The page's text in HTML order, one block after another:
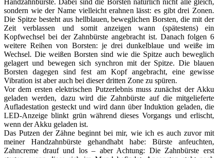
sondern wie der Name vielleicht erahnen lässt: es gibt drei Zonen.
Die Spitze besteht aus hellblauen, beweglichen Borsten, die mit der
Zeit verblassen und somit anzeigen wann (spätestens) ein
Kopfwechsel bei der Zahnbürste angebracht ist. Danach folgen 6
weitere Reihen von Borsten: je drei dunkelblaue und weiße im
Wechsel. Die weißen Borsten sind wie die Spitze auch beweglich
gelagert und bewegen sich synchron mit der Spitze. Die blauen
Borsten dagegen sind fest am Kopf angebracht, eine gewisse
Vibration ist aber auch bei dieser dritten Zone zu spüren.
Vor dem ersten elektrischen Putzerlebnis muss zunächst der Akku
geladen werden, dazu wird die Zahnbürste auf die mitgelieferte
Aufladestation gesteckt und wird dann über Induktion geladen, die
LED-Anzeige blinkt grün während dieses Vorgangs und erlischt,
wenn der Akku geladen ist.
Das Putzen der Zähne beginnt bei mir, wie ich es auch zuvor mit
meiner Handzahnbürste gehandhabt habe: Bürste anfeuchten,
Zahncreme drauf und los – aber Achtung: Die Zahnbürste erst